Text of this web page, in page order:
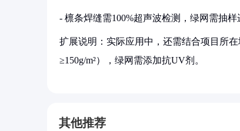
- 檩条焊缝需100%超声波检测，绿网需抽
扩展说明：实际应用中，还需结合项目所
≥150g/m²），绿网需添加抗UV剂。
其他推荐